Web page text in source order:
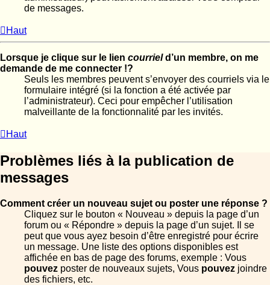
de messages.
Haut
Lorsque je clique sur le lien courrield’un membre, on me
demande de me connecter !?
Seuls les membres peuvent s’envoyer des courriels via le
formulaire intégré (si la fonction a été activée par
l’administrateur). Ceci pour empêcher l’utilisation
malveillante de la fonctionnalité par les invités.
Haut
Problèmes liés à la publication de
messages
Comment créer un nouveau sujet ou poster une réponse ?
Cliquez sur le bouton « Nouveau » depuis la page d’un
forum ou « Répondre » depuis la page d’un sujet. Il se
peut que vous ayez besoin d’être enregistré pour écrire
un message. Une liste des options disponibles est
affichée en bas de page des forums, exemple : Vous
pouvez poster de nouveaux sujets, Vous pouvez joindre
des fichiers, etc.